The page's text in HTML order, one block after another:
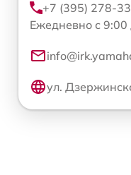
+7 (395) 278-
Ежедневно с 9:00
ул.